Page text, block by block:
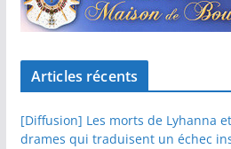
Articles récents
[Diffusion] Les morts de Lyhanna
drames qui traduisent un échec